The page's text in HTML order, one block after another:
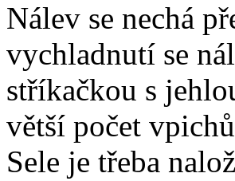
Nálev se nechá
vychladnutí se
stříkačkou s
větší počet
Sele je třeba